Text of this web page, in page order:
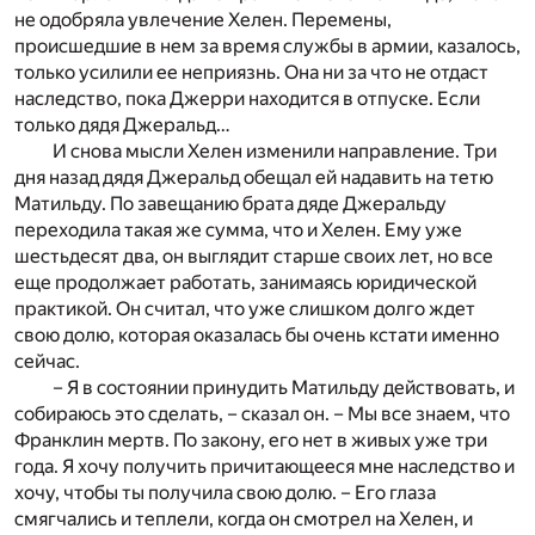
не одобряла увлечение Хелен. Перемены,
происшедшие в нем за время службы в армии, казалось,
только усилили ее неприязнь. Она ни за что не отдаст
наследство, пока Джерри находится в отпуске. Если
только дядя Джеральд…
И снова мысли Хелен изменили направление. Три
дня назад дядя Джеральд обещал ей надавить на тетю
Матильду. По завещанию брата дяде Джеральду
переходила такая же сумма, что и Хелен. Ему уже
шестьдесят два, он выглядит старше своих лет, но все
еще продолжает работать, занимаясь юридической
практикой. Он считал, что уже слишком долго ждет
свою долю, которая оказалась бы очень кстати именно
сейчас.
– Я в состоянии принудить Матильду действовать, и
собираюсь это сделать, – сказал он. – Мы все знаем, что
Франклин мертв. По закону, его нет в живых уже три
года. Я хочу получить причитающееся мне наследство и
хочу, чтобы ты получила свою долю. – Его глаза
смягчались и теплели, когда он смотрел на Хелен, и